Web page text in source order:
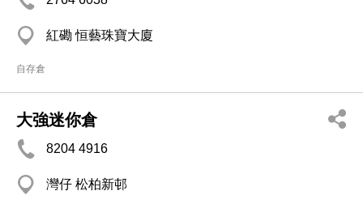
紅磡 恒藝珠寶大廈
自存倉
大強迷你倉
8204 4916
灣仔 松柏新邨